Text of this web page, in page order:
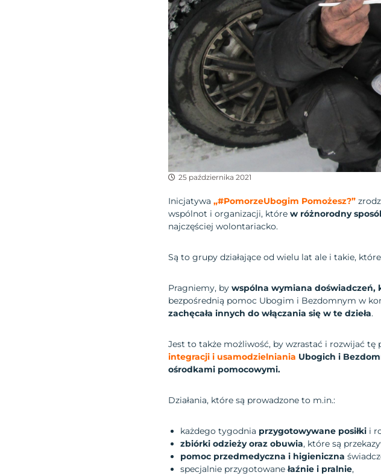
25 października 2021
Inicjatywa „#PomorzeUbogim Pomożesz?”
wspólnot i organizacji, które w różnorodny
najczęściej wolontariacko.
Są to grupy działające od wielu lat ale i takie,
Pragniemy, by wspólna wymiana doświadczeń,
bezpośrednią pomoc Ubogim i Bezdomnym w
zachęcała innych do włączania się w te dzieła.
Jest to także możliwość, by wzrastać i rozwijać tę
integracji i usamodzielniania Ubogich i
ośrodkami pomocowymi.
Działania, które są prowadzone to m.in.:
każdego tygodnia przygotowywane posiłki i
zbiórki odzieży oraz obuwia, które są
pomoc przedmedyczna i higieniczna
specjalnie przygotowanełaźnie i pralnie,